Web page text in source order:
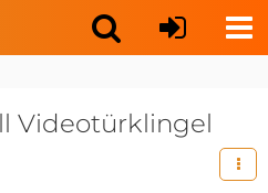
Videotürklingel